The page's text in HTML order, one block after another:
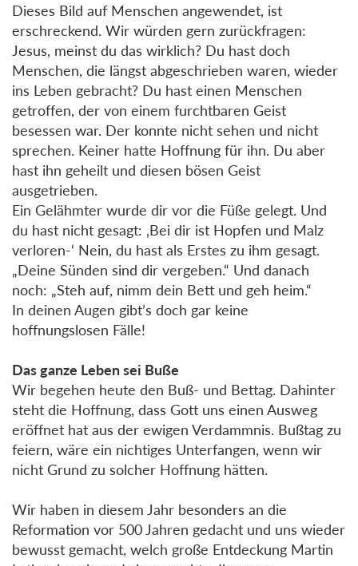
Dieses Bild auf Menschen angewendet, ist
erschreckend. Wir würden gern zurückfragen:
Jesus, meinst du das wirklich? Du hast doch
Menschen, die längst abgeschrieben waren, wieder
ins Leben gebracht? Du hast einen Menschen
getroffen, der von einem furchtbaren Geist
besessen war. Der konnte nicht sehen und nicht
sprechen. Keiner hatte Hoffnung für ihn. Du aber
hast ihn geheilt und diesen bösen Geist
ausgetrieben.
Ein Gelähmter wurde dir vor die Füße gelegt. Und
du hast nicht gesagt: ‚Bei dir ist Hopfen und Malz
verloren-‘ Nein, du hast als Erstes zu ihm gesagt.
„Deine Sünden sind dir vergeben.“ Und danach
noch: „Steh auf, nimm dein Bett und geh heim.“
In deinen Augen gibt’s doch gar keine
hoffnungslosen Fälle!
Das ganze Leben sei Buße
Wir begehen heute den Buß- und Bettag. Dahinter
steht die Hoffnung, dass Gott uns einen Ausweg
eröffnet hat aus der ewigen Verdammnis. Bußtag zu
feiern, wäre ein nichtiges Unterfangen, wenn wir
nicht Grund zu solcher Hoffnung hätten.
Wir haben in diesem Jahr besonders an die
Reformation vor 500 Jahren gedacht und uns wieder
bewusst gemacht, welch große Entdeckung Martin